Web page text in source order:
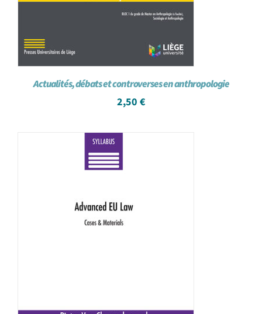
Actualités, débats et controverses en anthropologie
2,50 €